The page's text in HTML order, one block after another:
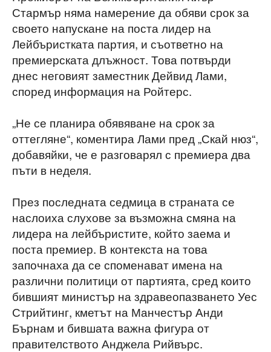
Стармър няма намерение да обяви срок за
своето напускане на поста лидер на
Лейбъристката партия, и съответно на
премиерската длъжност. Това потвърди
днес неговият заместник Дейвид Лами,
според информация на Ройтерс.
„Не се планира обявяване на срок за
оттегляне“, коментира Лами пред „Скай нюз“,
добавяйки, че е разговарял с премиера два
пъти в неделя.
През последната седмица в страната се
наслоиха слухове за възможна смяна на
лидера на лейбъристите, който заема и
поста премиер. В контекста на това
започнаха да се споменават имена на
различни политици от партията, сред които
бившият министър на здравеопазването Уес
Стрийтинг, кметът на Манчестър Анди
Бърнам и бившата важна фигура от
правителството Анджела Рийвърс.